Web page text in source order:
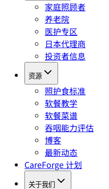
家庭照顾者
养老院
医护专区
日本代理商
投资者信息
资源
照护食标准
软餐教学
软餐菜谱
吞咽能力评估
博客
最新动态
CareForge 计划
关于我们